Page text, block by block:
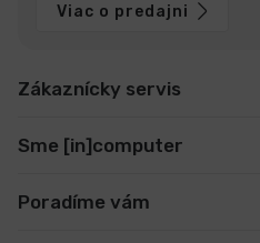
Viac o predajni
Zákaznícky servis
Sme [in]computer
Poradíme vám